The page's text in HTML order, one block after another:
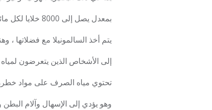
بمعدل يصل إلى 8000 خلايا لكل مائة ملليلتر.
يتم أخذ السالمونيلا مع فضلاتها ،
إلى الأشخاص الذين يتعرضون
تحتوي مياه الصرف على مواد
وهو يؤدي إلى الإسهال وآلام